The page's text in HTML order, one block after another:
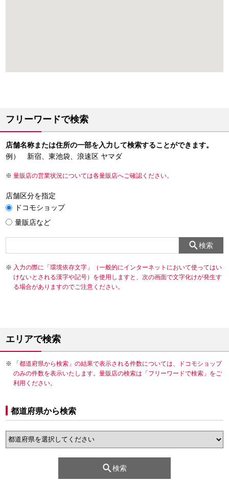
フリーワードで検索
店舗名称または住所の一部を入力して検索することができます。
例） 新宿、東池袋、浪速区 ヤマダ
量販店の営業状況については各量販店へご確認ください。
店舗区分を指定
ドコモショップ
量販店など
検索
入力の際に「環境依存文字」（一般的にインターネットにおいて使ってはい
けないとされる漢字や記号）を使用しますと、次の画面で文字化けが発生す
る場合がありますのでご注意ください。
エリアで検索
「都道府県から検索」の結果で表示される件数については、ドコモショップ
のみの件数を表示いたします。量販店の検索は「フリーワードで検索」をご
利用ください。
都道府県から検索
検索